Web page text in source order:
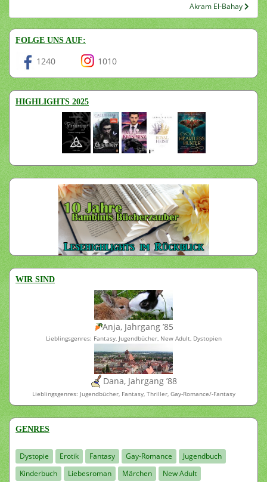
Akram El-Bahay
FOLGE UNS AUF:
1240 1010
HIGHLIGHTS 2025
WIR SIND
Anja, Jahrgang ’85
Lieblingsgenres: Fantasy, Jugendbücher, New Adult, Dystopien
Dana, Jahrgang ’88
Lieblingsgenres: Jugendbücher, Fantasy, Thriller, Gay-Romance/-Fantasy
GENRES
Dystopie Erotik Fantasy Gay-Romance
Jugendbuch
Kinderbuch
Liebesroman Märchen
New Adult